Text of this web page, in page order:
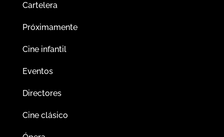
Cartelera
Próximamente
Cine infantil
Eventos
Directores
Cine clásico